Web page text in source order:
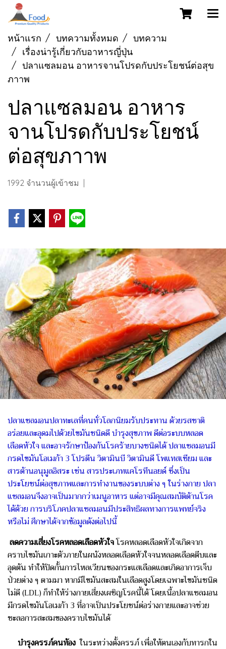
หน้าแรก บทความทั้งหมด
บทความ
เรื่องน่ารู้เกี่ยวกับอาหารญี่ปุ่น
ปลาแซลมอน อาหารจานโปรดกับประโยชน์ต่อสุข
ภาาพ
ปลาแซลมอน อาหาร
จานโปรดกับประโยชน์
ต่อสุขภาาพ
1992 จำนวนผู้เข้าชม
ปลาแซลมอนปลาทะเลที่คนทั่วโลกนิยมรับประทาน ด้วยรสชาติ
อร่อยและอุดมไปด้วยไขมันชนิดดี บำรุงสุขภาพ ดีต่อระบบหลอด
เลือดหัวใจ และอาจรักษาป้องกันโรคร้ายบางชนิดได้ ปลาแซลมอนมี
กรดไขมันโอเมก้า 3 โปรตีน วิตามินบี วิตามินดี โพแทสเซียม และ
สารต้านอนุมูลอิสระ เช่น สารประเภทแคโรทีนอยด์ ซึ่งเป็น
ประโยชน์ต่อสุขภาพและการทำงานของระบบต่าง ๆ ในร่างกาย ปลา
แซลมอนจึงอาจเป็นมากกว่าเมนูอาหาร แต่อาจมีคุณสมบัติต้านโรค
ได้ด้วย การบริโภคปลาแซลมอนมีประสิทธิผลทางการแพทย์จริง
หรือไม่ ศึกษาได้จากข้อมูลดังต่อไปนี้
ลดความเสี่ยงโรคหลอดเลือดหัวใจโรคหลอดเลือดหัวใจเกิดจาก
คราบไขมันเกาะตัวภายในผนังหลอดเลือดหัวใจจนหลอดเลือดตีบและ
อุดตัน ทำให้ปิดกั้นการไหลเวียนของกระแสเลือดและเกิดอาการเจ็บ
ป่วยต่าง ๆ ตามมา หากมีไขมันสะสมในเลือดสูงโดยเฉพาะไขมันชนิด
ไม่ดี (LDL) ก็ทำให้ร่างกายเสี่ยงเผชิญโรคนี้ได้ โดยเนื้อปลาแซลมอน
มีกรดไขมันโอเมก้า 3 ที่อาจเป็นประโยชน์ต่อร่างกายและอาจช่วย
ชะลอการสะสมของคราบไขมันได้
บำรุงครรภ์คนท้องในระหว่างตั้งครรภ์ เพื่อให้ตนเองกับทารกใน